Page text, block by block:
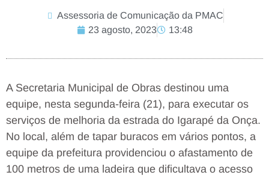
Assessoria de Comunicação da PMAC
23 agosto, 2023
13:48
A Secretaria Municipal de Obras destinou uma
equipe, nesta segunda-feira (21), para executar os
serviços de melhoria da estrada do Igarapé da Onça.
No local, além de tapar buracos em vários pontos, a
equipe da prefeitura providenciou o afastamento de
100 metros de uma ladeira que dificultava o acesso